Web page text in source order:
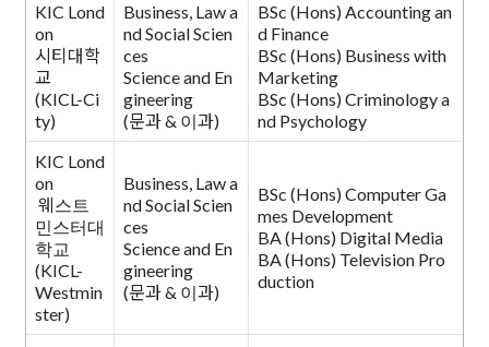
KIC Lond
on
시티대학
교
(KICL-Ci
ty)
Business, Law a
nd Social Scien
ces
Science and En
gineering
(문과 & 이과)
BSc (Hons) Accounting an
d Finance
BSc (Hons) Business with
Marketing
BSc (Hons) Criminology a
nd Psychology
KIC Lond
on
웨스트
민스터대
학교
(KICL-
Westmin
ster)
Business, Law a
nd Social Scien
ces
Science and En
gineering
(문과 & 이과)
BSc (Hons) Computer Ga
mes Development
BA (Hons) Digital Media
BA (Hons) Television Pro
duction